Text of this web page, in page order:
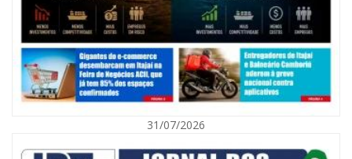
Defesa Civil de Itajaí alerta para chuva, ventos fortes e queda de
31/07/2026